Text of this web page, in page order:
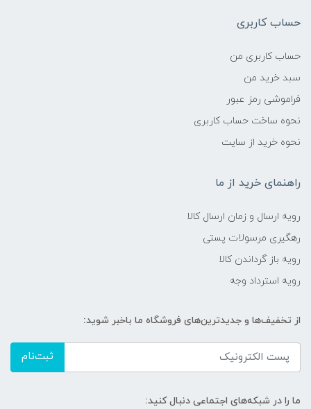
حساب کاربری
حساب کاربری من
سبد خرید من
فراموشی رمز عبور
نحوه ساخت حساب کاربری
نحوه خرید از سایت
راهنمای خرید از ما
رویه ارسال و زمان ارسال کالا
رهگیری مرسولات پستی
رویه باز گرداندن کالا
رویه استرداد وجه
از تخفیف‌ها و جدیدترین‌های فروشگاه ما باخبر شوید:
ثبت‌نام
ما را در شبکه‌های اجتماعی دنبال کنید: